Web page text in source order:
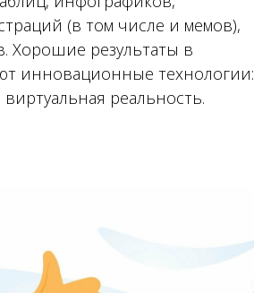
(в том числе и мемов),
Хорошие результаты в
инновационные технологии:
реальность.